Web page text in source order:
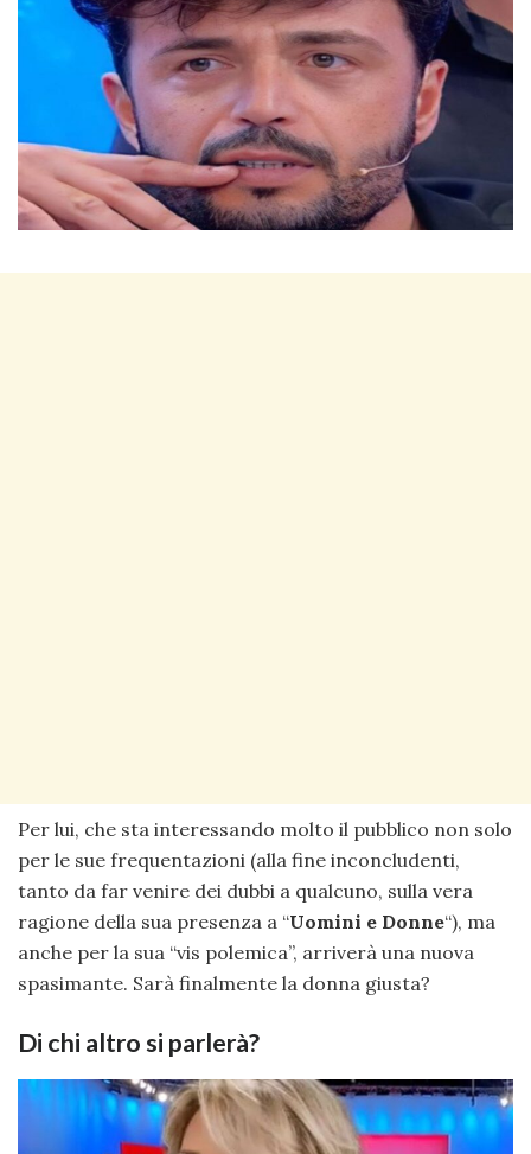
Per lui, che sta interessando molto il pubblico non solo
per le sue frequentazioni (alla fine inconcludenti,
tanto da far venire dei dubbi a qualcuno, sulla vera
ragione della sua presenza a “Uomini e Donne“), ma
anche per la sua “vis polemica”, arriverà una nuova
spasimante. Sarà finalmente la donna giusta?
Di chi altro si parlerà?